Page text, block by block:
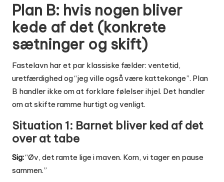
Plan B: hvis nogen bliver
kede af det (konkrete
sætninger og skift)
Fastelavn har et par klassiske fælder: ventetid,
uretfærdighed og “jeg ville også være kattekonge”. Plan
B handler ikke om at forklare følelser ihjel. Det handler
om at skifte ramme hurtigt og venligt.
Situation 1: Barnet bliver ked af det
over at tabe
Sig:“Øv, det ramte lige i maven. Kom, vi tager en pause
sammen.”